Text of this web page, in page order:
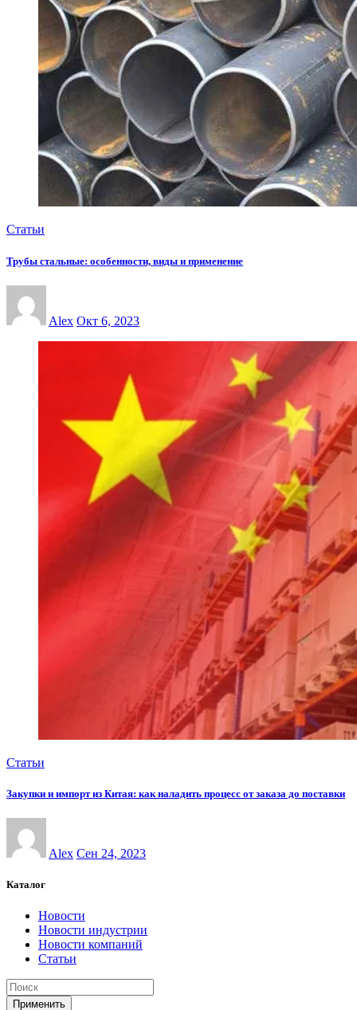
Статьи
Трубы стальные: особенности, виды и применение
Alex Окт 6, 2023
Статьи
Закупки и импорт из Китая: как наладить процесс от заказа до поставки
Alex Сен 24, 2023
Каталог
Новости
Новости индустрии
Новости компаний
Статьи
Применить